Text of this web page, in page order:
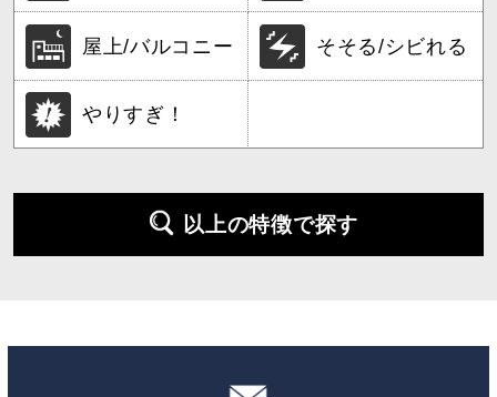
屋上/バルコニー そそる/シビれる
やりすぎ！
以上の特徴で探す